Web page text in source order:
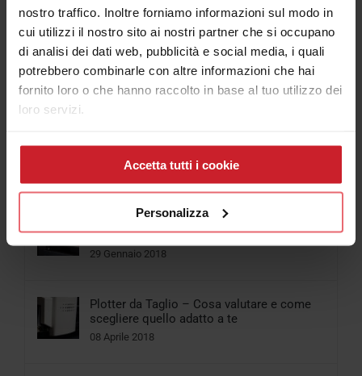
nostro traffico. Inoltre forniamo informazioni sul modo in
cui utilizzi il nostro sito ai nostri partner che si occupano
di analisi dei dati web, pubblicità e social media, i quali
potrebbero combinarle con altre informazioni che hai
fornito loro o che hanno raccolto in base al tuo utilizzo dei
loro servizi.
Accetta tutti i cookie
Personalizza
Articolo più letti
Popolari
06 Aprile 2018
Come funziona la Stampante UV Led
piccolo formato
29 Gennaio 2018
Plotter da Taglio – Cosa valutare e come
scegliere quello adatto a te
08 Aprile 2018